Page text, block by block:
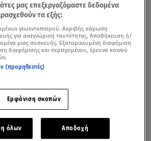
μας επεξεργαζόμαστε δεδομένα
τα εξής:
γεωεντοπισμού. Ακριβής σάρωση
για αναγνώριση ταυτότητας. Αποθήκευση ή/
μιας συσκευής. Εξατομικευμένη διαφήμιση
διαφήμισης και περιεχομένου, έρευνα κοινού
(προμηθευτές)
Εμφάνιση σκοπών
όλων Αποδοχή